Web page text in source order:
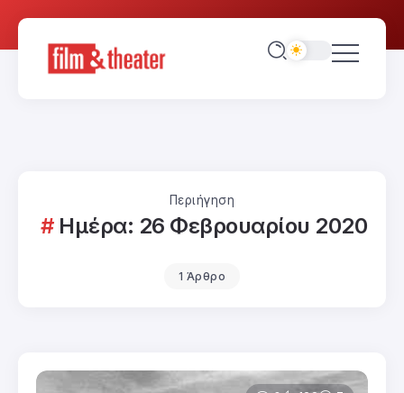
Περιήγηση
Ημέρα: 26 Φεβρουαρίου 2020
1 Άρθρο